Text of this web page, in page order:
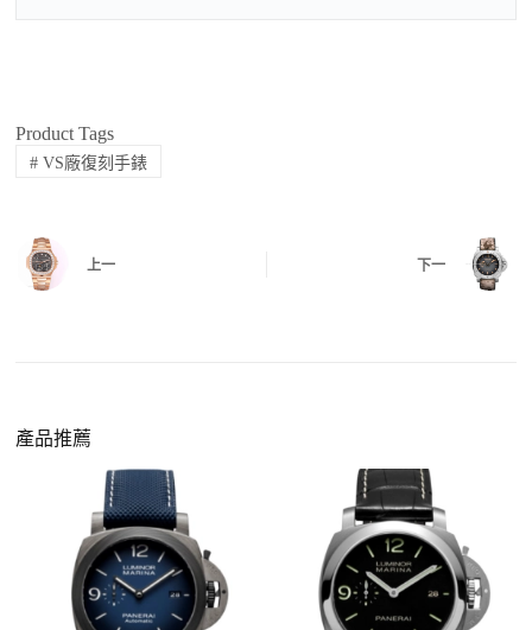
QC 完成後，我們會錄製
給您確認，確定沒有問題後才會安排出貨。
https://www.zhufg.com/jianceliucheng/
二、確認款式與價格
客服會與您確認品牌、尺寸、顏色、配件等細節，如
有現貨會直接幫您預留；若需要排單，我們也會事先
說明大約出貨時間。
三、安排付款方式
您可以選擇先付少量訂金預留貨品，餘款在出貨
價格更親民
同外觀與佩戴質感。
外觀精準度提升
：現代復刻工藝高度還原原裝細
Product Tags
# VS廠復刻手錶
上一 下一
產品推薦